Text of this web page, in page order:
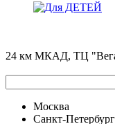
24 км МКАД, ТЦ
Москва
Санкт-Петербург